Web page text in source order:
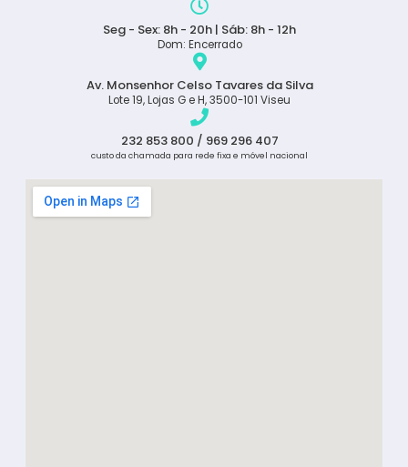
Seg - Sex: 8h - 20h | Sáb: 8h - 12h
Dom: Encerrado
Av. Monsenhor Celso Tavares da Silva
Lote 19, Lojas G e H, 3500-101 Viseu
232 853 800 / 969 296 407
custo da chamada para rede fixa e móvel nacional